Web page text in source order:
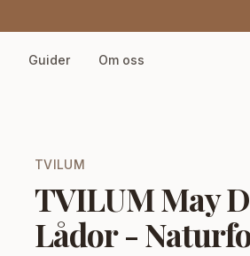
Guider Om oss
TVILUM
TVILUM May
Lådor -